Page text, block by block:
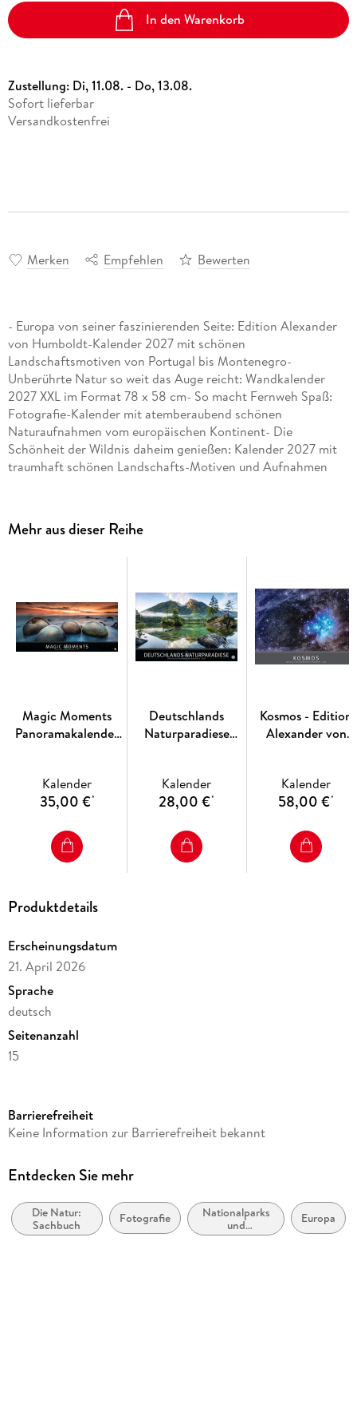
In den Warenkorb
Zustellung: Di, 11.08. - Do, 13.08.
Sofort lieferbar
Versandkostenfrei
Merken Empfehlen Bewerten
- Europa von seiner faszinierenden Seite: Edition Alexander
von Humboldt-Kalender 2027 mit schönen
Landschaftsmotiven von Portugal bis Montenegro-
Unberührte Natur so weit das Auge reicht: Wandkalender
2027 XXL im Format 78 x 58 cm- So macht Fernweh Spaß:
Fotografie-Kalender mit atemberaubend schönen
Naturaufnahmen vom europäischen Kontinent- Die
Schönheit der Wildnis daheim genießen: Kalender 2027 mit
traumhaft schönen Landschafts-Motiven und Aufnahmen
Humboldt von Heye aus dem Athesia Kalenderverlag
Mehr aus dieser Reihe
Magic Moments
Panoramakalender
Kalender
35,00 €*
Deutschlands
Naturparadiese
von Humboldt
Kalender 2027
Kalender
28,00 €*
Kosmos - Edition
Alexander von
Kalender
58,00 €*
Produktdetails
Erscheinungsdatum
21. April 2026
Sprache
deutsch
Seitenanzahl
15
Verlag/Hersteller
Produktart
Gewicht
2036 g
Barrierefreiheit
Keine Information zur Barrierefreiheit bekannt
Entdecken Sie mehr
Die Natur:
Sachbuch
Fotografie
Nationalparks
und
Naturreservate:
Europa